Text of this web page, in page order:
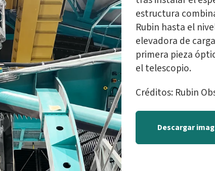
estructura
Rubin hasta el
elevadora de
primera pieza
el telescopio.
Créditos: Rubin
Descargar